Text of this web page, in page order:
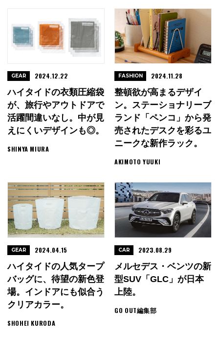
ハイタイドの衣類圧縮袋
が、旅行やアウトドアで
活躍間違いなし。中が見
えにくいデザインも◎。
SHINYA MIURA
GEAR 2024.12.22
整頓欲が高まるデザイ
ン。ステーショナリーブ
ランド「ペンコ」から発
売されたデスクを彩るユ
ニークな新作ラック。
AKIMOTO YUUKI
FASHION 2024.11.28
ハイタイドの人気タープ
バッグに、待望の新色登
場。インドアにも似合う
クリアカラー。
SHOHEI KURODA
GEAR 2024.04.15
メルセデス・ベンツの新
型SUV「GLC」が日本
上陸。
GO OUT編集部
CAR 2023.08.29